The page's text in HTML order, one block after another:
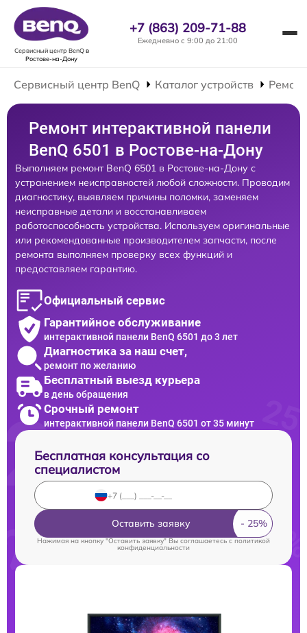
Сервисный центр BenQв
Ростове-на-Дону
+7 (863) 209-71-88
Ежедневно с 9:00 до 21:00
Сервисный центр BenQ Каталог устройств
Ремонт интерактивной панели
BenQ 6501 в Ростове-на-Дону
Выполняем ремонт BenQ 6501 в Ростове-на-Дону с
устранением неисправностей любой сложности. Проводим
диагностику, выявляем причины поломки, заменяем
неисправные детали и восстанавливаем
работоспособность устройства. Используем оригинальные
или рекомендованные производителем запчасти, после
ремонта выполняем проверку всех функций и
предоставляем гарантию.
Официальный сервис
Гарантийное обслуживание
интерактивной панели BenQ 6501 до 3 лет
Диагностика за наш счет,
ремонт по желанию
Бесплатный выезд курьера
в день обращения
Срочный ремонт
интерактивной панели BenQ 6501 от 35 минут
Бесплатная консультация со
специалистом
Оставить заявку
Нажимая на кнопку "Оставить заявку" Вы соглашаетесь cполитикой
конфиденциальности